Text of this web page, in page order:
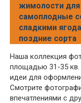
жимолости
самоплодные
сладкими
поздние сорта
Наша коллекция
площадью 31-35 кв.
идеи для
Смотрите
впечатлениями с